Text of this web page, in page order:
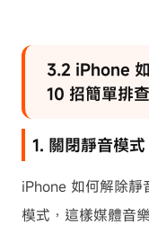
3.2 iPhone
10 招簡單排
1. 關閉靜音模式
iPhone 如何解除靜
模式，這樣媒體音